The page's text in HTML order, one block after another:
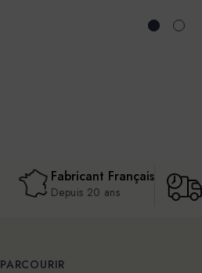
Fabricant Français
Depuis 20 ans
PARCOURIR